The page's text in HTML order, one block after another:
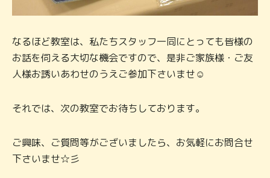
なるほど教室は、私たちスタッフ一同にとっても皆様の
お話を伺える大切な機会ですので、是非ご家族様・ご友
人様お誘いあわせのうえご参加下さいませ☺
それでは、次の教室でお待ちしております。
ご興味、ご質問等がございましたら、お気軽にお問合せ
下さいませ☆彡